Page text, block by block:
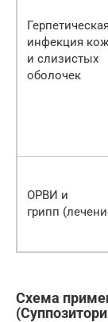
Герпетическая
инфекция
и слизистых
оболочек
ОРВИ и
грипп
Схема